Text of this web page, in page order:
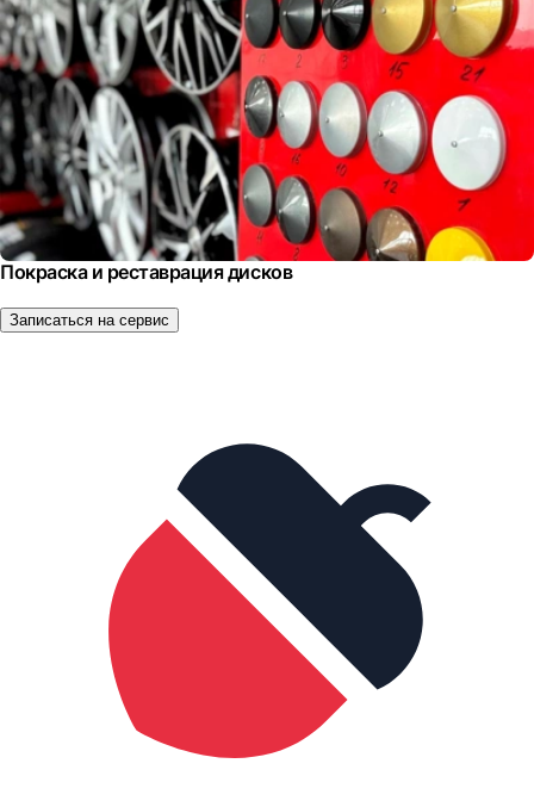
Покраска и реставрация дисков
Записаться на сервис